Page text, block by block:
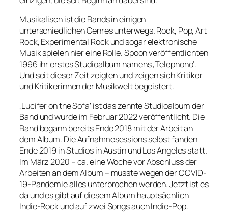
Musikalisch ist die Bands in einigen
unterschiedlichen Genres unterwegs. Rock, Pop, Art
Rock, Experimental Rock und sogar elektronische
Musik spielen hier eine Rolle. Spoon veröffentlichten
1996 ihr erstes Studioalbum namens ‚Telephono‘.
Und seit dieser Zeit zeigten und zeigen sich Kritiker
und Kritikerinnen der Musikwelt begeistert.
‚Lucifer on the Sofa‘ ist das zehnte Studioalbum der
Band und wurde im Februar 2022 veröffentlicht. Die
Band begann bereits Ende 2018 mit der Arbeit an
dem Album. Die Aufnahmesessions selbst fanden
Ende 2019 in Studios in Austin und Los Angeles statt.
Im März 2020 – ca. eine Woche vor Abschluss der
Arbeiten an dem Album – musste wegen der COVID-
19-Pandemie alles unterbrochen werden. Jetzt ist es
da und es gibt auf diesem Album hauptsächlich
Indie-Rock und auf zwei Songs auch Indie-Pop.